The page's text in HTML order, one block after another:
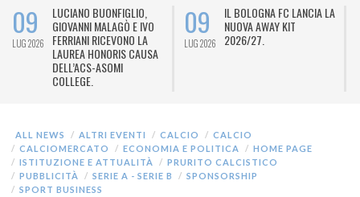
09
LUG 2026
LUCIANO BUONFIGLIO,
GIOVANNI MALAGÒ E IVO
FERRIANI RICEVONO LA
LAUREA HONORIS CAUSA
DELL’ACS-ASOMI
COLLEGE.
09
LUG 2026
IL BOLOGNA FC LANCIA LA
NUOVA AWAY KIT
2026/27.
ALL NEWS ALTRI EVENTI CALCIO
CALCIO
CALCIOMERCATO
ECONOMIA E POLITICA
HOME PAGE
ISTITUZIONE E ATTUALITÀ
PRURITO CALCISTICO
PUBBLICITÀ
SERIE A - SERIE B
SPONSORSHIP
SPORT BUSINESS